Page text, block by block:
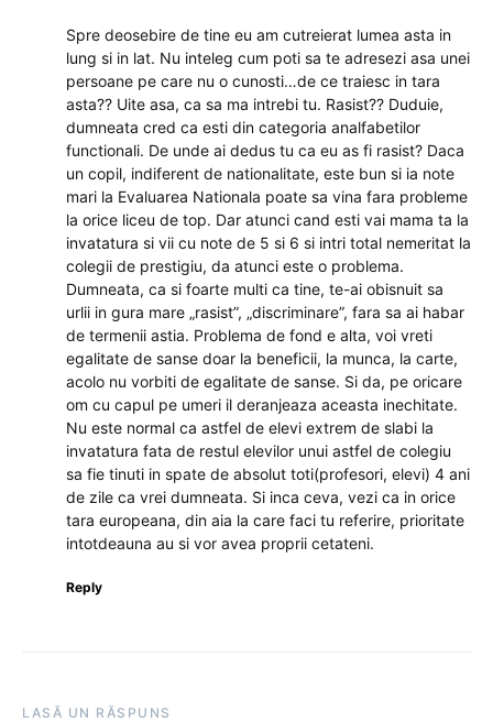
Spre deosebire de tine eu am cutreierat lumea asta in
lung si in lat. Nu inteleg cum poti sa te adresezi asa unei
persoane pe care nu o cunosti…de ce traiesc in tara
asta?? Uite asa, ca sa ma intrebi tu. Rasist?? Duduie,
dumneata cred ca esti din categoria analfabetilor
functionali. De unde ai dedus tu ca eu as fi rasist? Daca
un copil, indiferent de nationalitate, este bun si ia note
mari la Evaluarea Nationala poate sa vina fara probleme
la orice liceu de top. Dar atunci cand esti vai mama ta la
invatatura si vii cu note de 5 si 6 si intri total nemeritat la
colegii de prestigiu, da atunci este o problema.
Dumneata, ca si foarte multi ca tine, te-ai obisnuit sa
urlii in gura mare „rasist”, „discriminare”, fara sa ai habar
de termenii astia. Problema de fond e alta, voi vreti
egalitate de sanse doar la beneficii, la munca, la carte,
acolo nu vorbiti de egalitate de sanse. Si da, pe oricare
om cu capul pe umeri il deranjeaza aceasta inechitate.
Nu este normal ca astfel de elevi extrem de slabi la
invatatura fata de restul elevilor unui astfel de colegiu
sa fie tinuti in spate de absolut toti(profesori, elevi) 4 ani
de zile ca vrei dumneata. Si inca ceva, vezi ca in orice
tara europeana, din aia la care faci tu referire, prioritate
intotdeauna au si vor avea proprii cetateni.
Reply
LASĂ UN RĂSPUNS